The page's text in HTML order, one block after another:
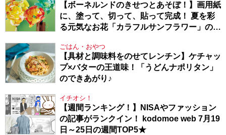
【ボーネルンドのきせつとあそぼ！】画用紙
に、塗って、切って、貼って完成！ 夏を彩
る元気なお花「カラフルサンフラワー」の作
ごはん・おやつ
【具材と調味料をのせてレンチン】ケチャッ
プ×バターの王道味！「うどんナポリタン」
のできあがり♪
イチオシ！
【週間ランキング！】NISAやファッション
の記事がランクイン！ kodomoe web 7月19
日～25日の週間TOP5★